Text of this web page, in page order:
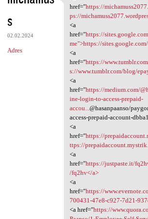
o
m
e
n
s
02.02.2024
Adres
<a href="https:/
href="https://
ps://
<a
href="https://
me">https://
<a
href="https://
s://www.tumblr.com/blog/
<a
href="https://medium.com/
ine-login-to-access-prepaid-
accou...@hasanpaanso/
access-prepaid-account-
<a
href="https://
ttps://
<a
href="https://justpaste.it/
/fq2hv</a>
<a
href="https://
700431-47e8-c927-7d21-
<a href="https://